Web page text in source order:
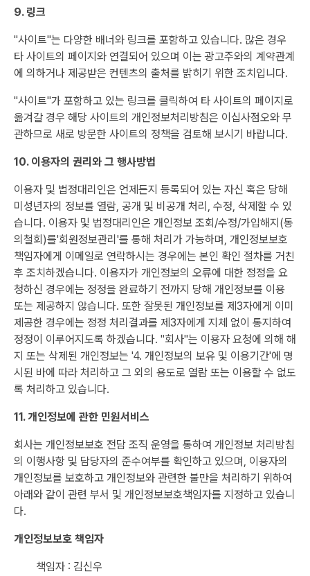
9. 링크
"사이트"는 다양한 배너와 링크를 포함하고 있습니다. 많은 경우
타 사이트의 페이지와 연결되어 있으며 이는 광고주와의 계약관계
에 의하거나 제공받은 컨텐츠의 출처를 밝히기 위한 조치입니다.
"사이트"가 포함하고 있는 링크를 클릭하여 타 사이트의 페이지로
옮겨갈 경우 해당 사이트의 개인정보처리방침은 이십사점오와 무
관하므로 새로 방문한 사이트의 정책을 검토해 보시기 바랍니다.
10. 이용자의 권리와 그 행사방법
이용자 및 법정대리인은 언제든지 등록되어 있는 자신 혹은 당해
미성년자의 정보를 열람, 공개 및 비공개 처리, 수정, 삭제할 수 있
습니다. 이용자 및 법정대리인은 개인정보 조회/수정/가입해지(동
의철회)를'회원정보관리'를 통해 처리가 가능하며, 개인정보보호
책임자에게 이메일로 연락하시는 경우에는 본인 확인 절차를 거친
후 조치하겠습니다. 이용자가 개인정보의 오류에 대한 정정을 요
청하신 경우에는 정정을 완료하기 전까지 당해 개인정보를 이용
또는 제공하지 않습니다. 또한 잘못된 개인정보를 제3자에게 이미
제공한 경우에는 정정 처리결과를 제3자에게 지체 없이 통지하여
정정이 이루어지도록 하겠습니다. "회사"는 이용자 요청에 의해 해
지 또는 삭제된 개인정보는 '4. 개인정보의 보유 및 이용기간'에 명
시된 바에 따라 처리하고 그 외의 용도로 열람 또는 이용할 수 없도
록 처리하고 있습니다.
11. 개인정보에 관한 민원서비스
회사는 개인정보보호 전담 조직 운영을 통하여 개인정보 처리방침
의 이행사항 및 담당자의 준수여부를 확인하고 있으며, 이용자의
개인정보를 보호하고 개인정보와 관련한 불만을 처리하기 위하여
아래와 같이 관련 부서 및 개인정보보호책임자를 지정하고 있습니
다.
개인정보보호 책임자
책임자 : 김신우